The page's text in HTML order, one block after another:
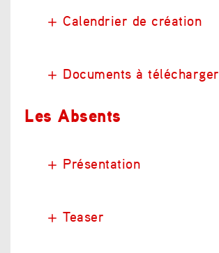
Calendrier de création
Documents à télécharger
Les Absents
Présentation
Teaser